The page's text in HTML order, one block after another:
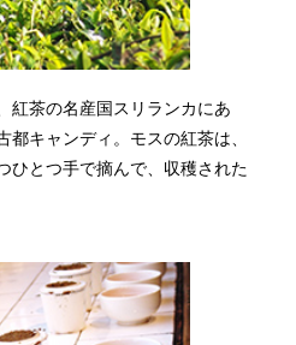
紅茶の名産国スリランカにあ
都キャンディ。 モスの紅茶は、
ひとつ手で摘んで、 収穫された